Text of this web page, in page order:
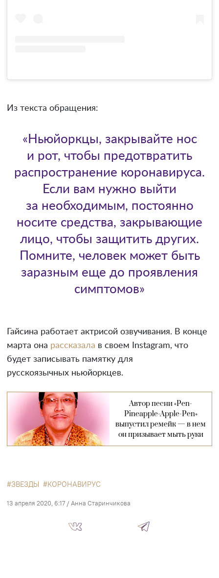
Из текста обращения:
«Ньюйоркцы, закрывайте нос
и рот, чтобы предотвратить
распространение коронавируса.
Если вам нужно выйти
за необходимым, постоянно
носите средства, закрывающие
лицо, чтобы защитить других.
Помните, человек может быть
заразным еще до проявления
симптомов»
Гайсина работает актрисой озвучивания. В конце
марта она рассказала в своем Instagram, что
будет записывать памятку для
русскоязычных ньюйоркцев.
Автор песни «Pen-
Pineapple-Apple-Pen»
выпустил ремейк — в нем
он призывает мыть руки
ЗВЕЗДЫ КОРОНАВИРУС
13 апреля 2020, 6:17 /Анна Старинчикова